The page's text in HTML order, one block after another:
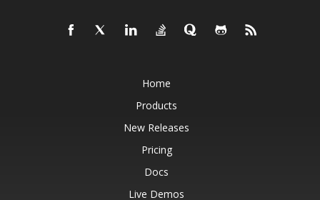
Home
Products
New Releases
Pricing
Docs
Live Demos